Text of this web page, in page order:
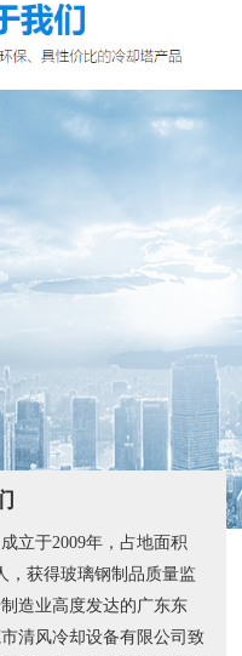
于2009年，占地面积
，获得玻璃钢制品质量监
造业高度发达的广东东
清风冷却设备有限公司致